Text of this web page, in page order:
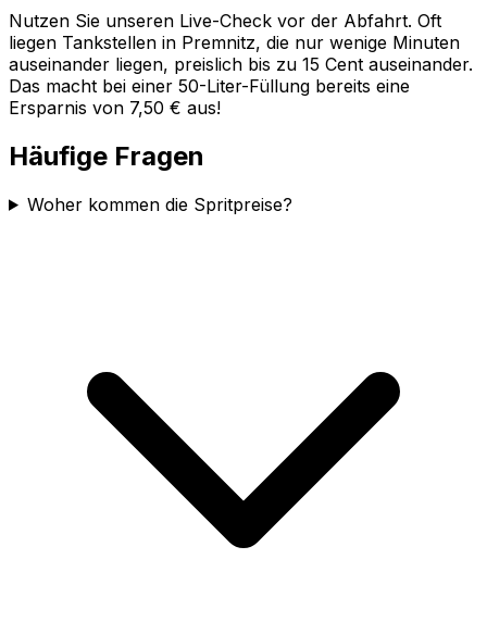
Nutzen Sie unseren Live-Check vor der Abfahrt. Oft
liegen Tankstellen in Premnitz, die nur wenige Minuten
auseinander liegen, preislich bis zu 15 Cent auseinander.
Das macht bei einer 50-Liter-Füllung bereits eine
Ersparnis von 7,50 € aus!
Häufige Fragen
Woher kommen die Spritpreise?